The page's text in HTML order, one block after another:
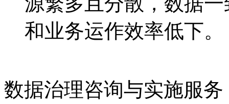
和业务运作效率低下。
数据治理咨询与实施服务